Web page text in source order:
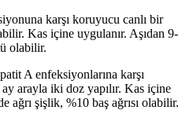
karşı koruyucu canlı bir
Kas içine uygulanır. Aşıdan 9-
olabilir.
A enfeksiyonlarına karşı
arayla iki doz yapılır. Kas içine
ağrı şişlik, %10 baş ağrısı olabilir.